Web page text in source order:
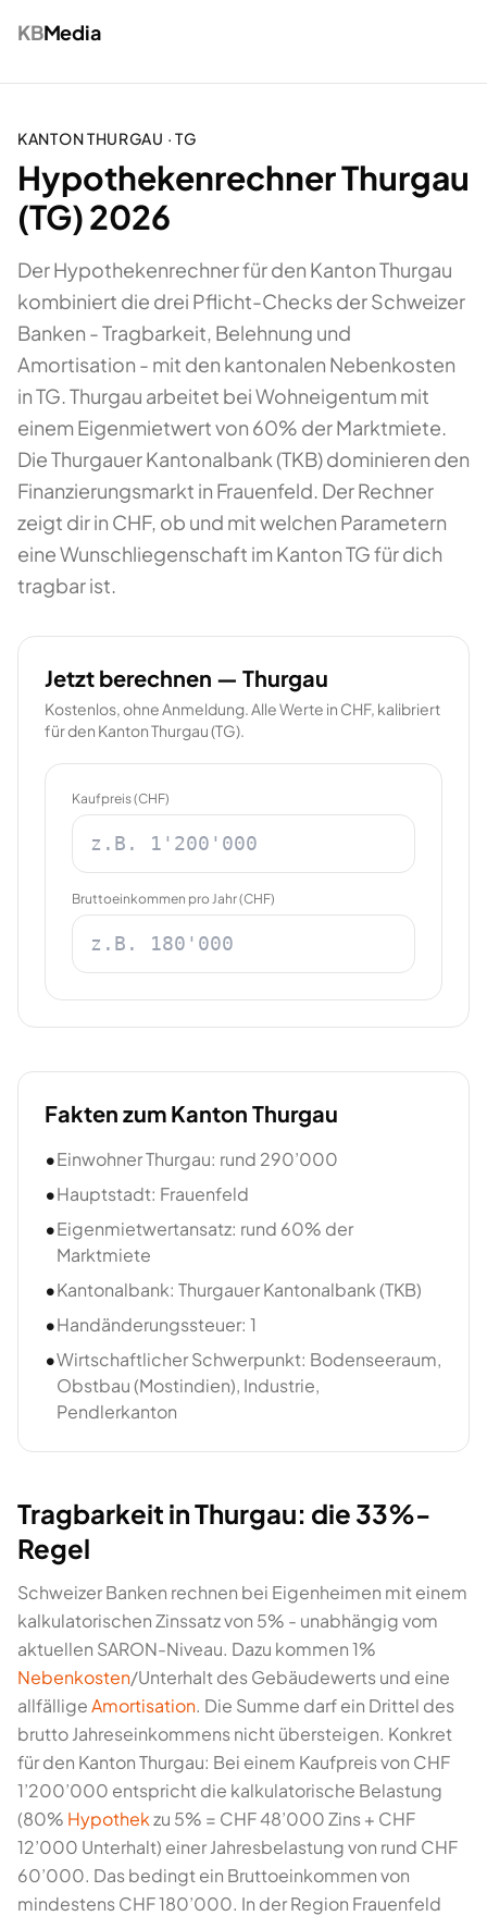
KBMedia
KANTONTHURGAU · TG
Hypothekenrechner Thurgau
(TG) 2026
Der Hypothekenrechner für den Kanton Thurgau
kombiniert die drei Pflicht-Checks der Schweizer
Banken - Tragbarkeit, Belehnung und
Amortisation - mit den kantonalen Nebenkosten
in TG. Thurgau arbeitet bei Wohneigentum mit
einem Eigenmietwert von 60% der Marktmiete.
Die Thurgauer Kantonalbank (TKB) dominieren den
Finanzierungsmarkt in Frauenfeld. Der Rechner
zeigt dir in CHF, ob und mit welchen Parametern
eine Wunschliegenschaft im Kanton TG für dich
tragbar ist.
Jetzt berechnen — Thurgau
Kostenlos, ohne Anmeldung. Alle Werte in CHF, kalibriert
für den KantonThurgau(TG).
Kaufpreis (CHF)
Bruttoeinkommen pro Jahr (CHF)
Fakten zum Kanton Thurgau
•Einwohner Thurgau: rund 290’000
•Hauptstadt: Frauenfeld
•Eigenmietwertansatz: rund 60% der
Marktmiete
•Kantonalbank: Thurgauer Kantonalbank (TKB)
•Handänderungssteuer: 1
•Wirtschaftlicher Schwerpunkt: Bodenseeraum,
Obstbau (Mostindien), Industrie,
Pendlerkanton
Tragbarkeit in Thurgau: die 33%-
Regel
Schweizer Banken rechnen bei Eigenheimen mit einem
kalkulatorischen Zinssatz von 5% - unabhängig vom
aktuellen SARON-Niveau. Dazu kommen 1%
Nebenkosten/Unterhalt des Gebäudewerts und eine
allfälligeAmortisation. Die Summe darf ein Drittel des
brutto Jahreseinkommens nicht übersteigen. Konkret
für den Kanton Thurgau: Bei einem Kaufpreis von CHF
1’200’000 entspricht die kalkulatorische Belastung
(80% Hypothekzu 5% = CHF 48’000 Zins + CHF
12’000 Unterhalt) einer Jahresbelastung von rund CHF
60’000. Das bedingt ein Bruttoeinkommen von
mindestens CHF 180’000. In der Region Frauenfeld